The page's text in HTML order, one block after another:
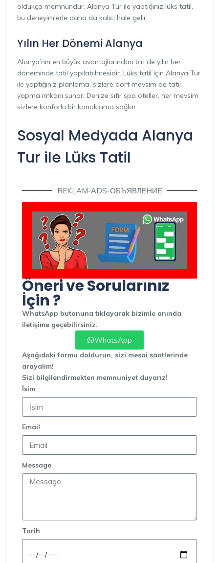
oldukça memnundur. Alanya Tur ile yaptığınız lüks tatil,
bu deneyimlerle daha da kalıcı hale gelir.
Yılın Her Dönemi Alanya
Alanya’nın en büyük avantajlarından biri de yılın her
döneminde tatil yapılabilmesidir. Lüks tatil için Alanya Tur
ile yaptığınız planlama, sizlere dört mevsim de tatil
yapma imkanı sunar. Denize sıfır spa oteller, her mevsim
sizlere konforlu bir konaklama sağlar.
Sosyal Medyada Alanya
Tur ile Lüks Tatil
REKLAM-ADS-ОБЪЯВЛЕНИЕ
Öneri ve Sorularınız
İçin ?
WhatsApp butonuna tıklayarak bizimle anında
iletişime geçebilirsiniz.
WhatsApp
Aşağıdaki formu doldurun, sizi mesai saatlerinde
arayalım!
Sizi bilgilendirmekten memnuniyet duyarız!
İsim
Email
Message
Tarih